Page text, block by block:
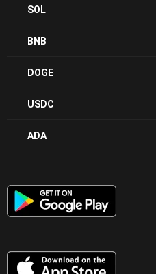
SOL
BNB
DOGE
USDC
ADA